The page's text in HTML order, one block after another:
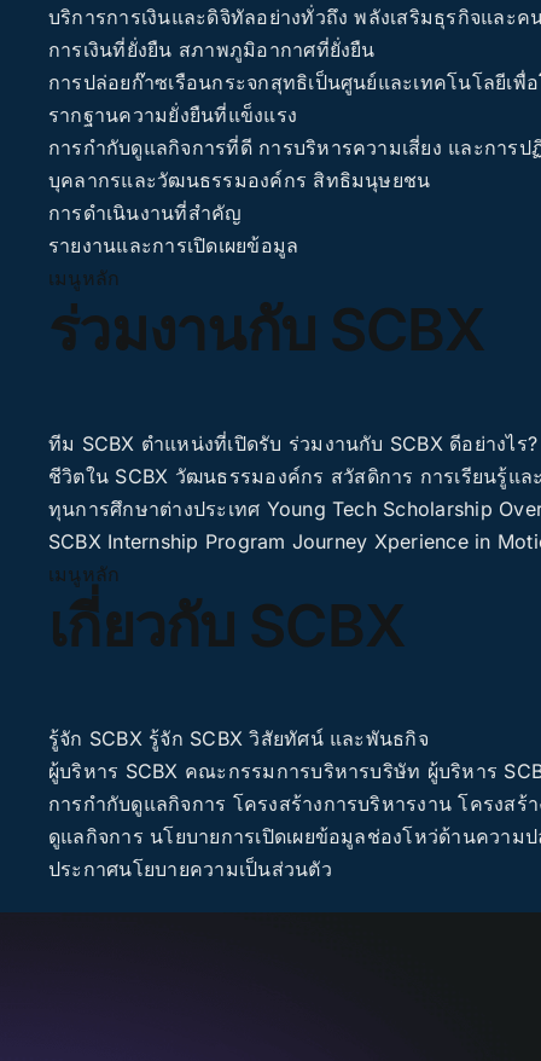
บริการการเงินและดิจิทัลอย่างทั่วถึง พลังเสริมธุรกิจและค
การเงินที่ยั่งยืน สภาพภูมิอากาศที่ยั่งยืน
การปล่อยก๊าซเรือนกระจกสุทธิเป็นศูนย์และเทคโนโลยีเพื่
รากฐานความยั่งยืนที่แข็งแรง
การกำกับดูแลกิจการที่ดี การบริหารความเสี่ยง และการ
บุคลากรและวัฒนธรรมองค์กร สิทธิมนุษยชน
การดำเนินงานที่สำคัญ
รายงานและการเปิดเผยข้อมูล
เมนูหลัก
ร่วมงานกับ SCBX
ทีม SCBX ตำแหน่งที่เปิดรับ ร่วมงานกับ SCBX ดีอย่างไร?
ชีวิตใน SCBX วัฒนธรรมองค์กร สวัสดิการ การเรียนรู้แ
ทุนการศึกษาต่างประเทศ Young Tech Scholarship
SCBX Internship Program Journey Xperience in
เมนูหลัก
เกี่ยวกับ SCBX
รู้จัก SCBX รู้จัก SCBX วิสัยทัศน์ และพันธกิจ
ผู้บริหาร SCBX คณะกรรมการบริหารบริษัท ผู้บริหาร
การกำกับดูแลกิจการ โครงสร้างการบริหารงานโครงสร้
ดูแลกิจการ นโยบายการเปิดเผยข้อมูลช่องโหว่ด้านความ
ประกาศนโยบายความเป็นส่วนตัว